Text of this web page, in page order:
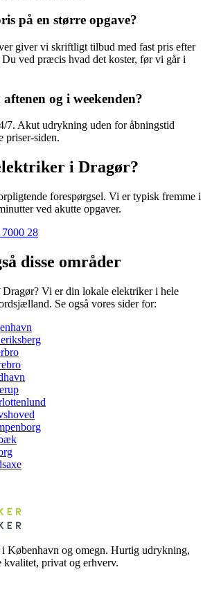
på en større opgave?
giver vi skriftligt tilbud med fast pris efter
ved præcis hvad det koster, før vi går i
og i weekenden?
7. Akut udrykning uden for åbningstid
priser-siden.
i Dragør?
forespørgsel. Vi er typisk fremme i
ved akutte opgaver.
28
disse områder
Dragør? Vi er din lokale elektriker i hele
Se også vores sider for:
København og omegn. Hurtig udrykning,
kvalitet, privat og erhverv.